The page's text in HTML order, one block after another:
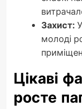
Захист:У
молоді
Цікаві
росте